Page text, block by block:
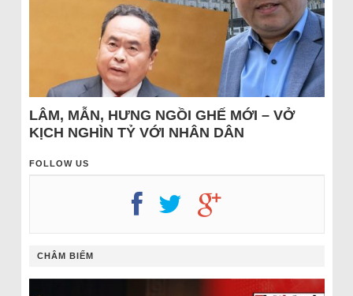
LÂM, MẪN, HƯNG NGỒI GHẾ MỚI – VỞ
KỊCH NGHÌN TỶ VỚI NHÂN DÂN
FOLLOW US
CHÂM BIẾM